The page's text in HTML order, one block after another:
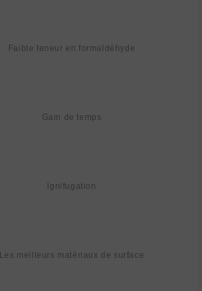
Faible teneur en formaldéhyde
Gain de temps
Ignifugation
Les meilleurs matériaux de surface